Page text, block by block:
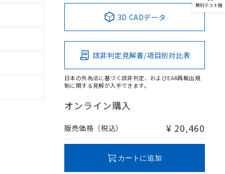
3D CADデータ
該非判定見解書/項目別対比表
日本の外為法に基づく該非判定、およびEAR再輸出規
制に関する見解が入手できます。
オンライン購入
販売価格（税込） ¥ 20,460
カートに追加
無料テスト機